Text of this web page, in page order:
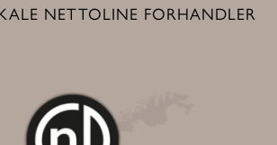
NETTOLINE FORHANDLER